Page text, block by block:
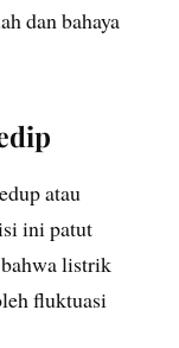
dan bahaya
atau
ini patut
listrik
fluktuasi